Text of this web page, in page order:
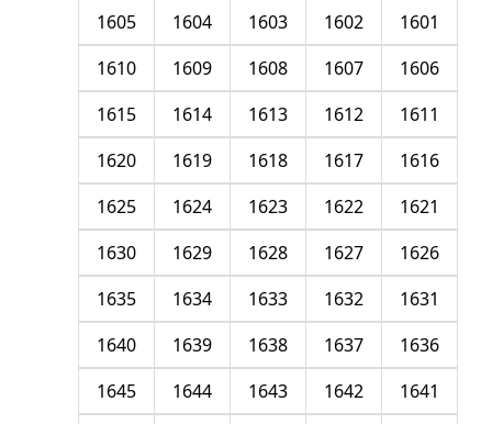
1601
1602
1603
1604
1605
1606
1607
1608
1609
1610
1611
1612
1613
1614
1615
1616
1617
1618
1619
1620
1621
1622
1623
1624
1625
1626
1627
1628
1629
1630
1631
1632
1633
1634
1635
1636
1637
1638
1639
1640
1641
1642
1643
1644
1645